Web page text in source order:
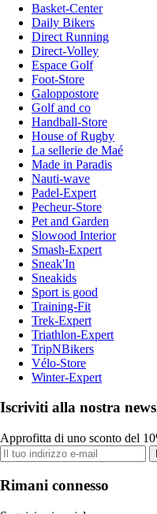
Basket-Center
Daily Bikers
Direct Running
Direct-Volley
Espace Golf
Foot-Store
Galoppostore
Golf and co
Handball-Store
House of Rugby
La sellerie de Maé
Made in Paradis
Nauti-wave
Padel-Expert
Pecheur-Store
Pet and Garden
Slowood Interior
Smash-Expert
Sneak'In
Sneakids
Sport is good
Training-Fit
Trek-Expert
Triathlon-Expert
TripNBikers
Vélo-Store
Winter-Expert
Iscriviti alla nostra
Approfitta di uno sconto del
Rimani connesso